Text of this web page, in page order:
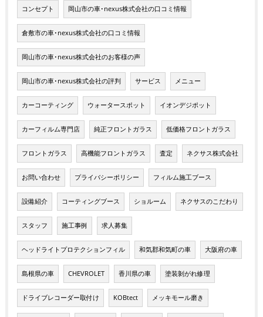
コンセプト 岡山市の車･nexus株式会社の口コミ情報
倉敷市の車･nexus株式会社の口コミ情報
岡山市の車･nexus株式会社のお客様の声
岡山市の車･nexus株式会社の評判 サービス メニュー
カーコーティング ウォータースポット イオンデジポット
カーフィルム専門店 純正フロントガラス 低価格フロントガラス
フロントガラス 高機能フロントガラス 査定 ネクサス株式会社
お問い合わせ プライバシーポリシー フィルム施工ブース
設備紹介 コーティングブース ショルーム ネクサスのこだわり
スタッフ 施工事例 求人募集
ヘッドライトプロテクションフィル 和気郡和気町の車 大阪府の車
島根県の車 CHEVROLET 香川県の車 塗装剝がれ修理
ドライブレコーダー取付け KOBtect メッキモール磨き